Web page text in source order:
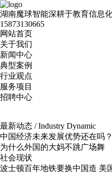
湖南魔球智能深耕于教育信息
15873130665
网站首页
关于我们
新闻中心
典型案例
行业观点
服务项目
招聘中心
最新动态 / Industry Dynamic
中国经济未来发展优势还在吗？
为什么外国的大妈不跳广场舞
社会现状
波士顿百年地铁要换中国造 美